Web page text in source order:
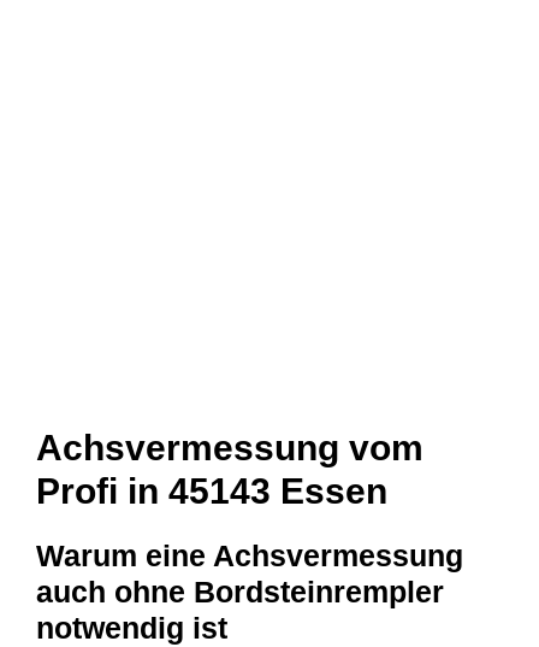
Achsvermessung vom
Profi in 45143 Essen
Warum eine Achsvermessung
auch ohne Bordsteinrempler
notwendig ist